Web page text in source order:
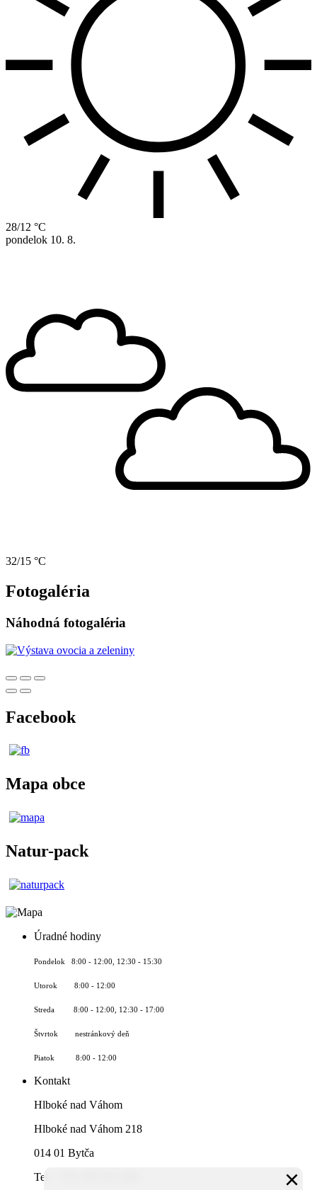
×
28/12 °C
pondelok 10. 8.
32/15 °C
Fotogaléria
Náhodná fotogaléria
Facebook
Mapa obce
Natur-pack
Úradné hodiny
Pondelok 8:00 - 12:00, 12:30 - 15:30
Utorok 8:00 - 12:00
Streda 8:00 - 12:00, 12:30 - 17:00
Štvrtok nestránkový deň
Piatok 8:00 - 12:00
Kontakt
Hlboké nad Váhom
Hlboké nad Váhom 218
014 01 Bytča
Tel: +421 903 813 998